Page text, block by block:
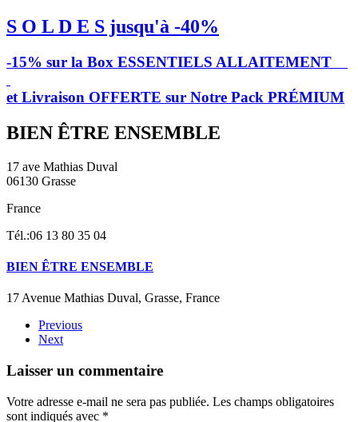
S O L D E S jusqu'à -40%
-15% sur la Box ESSENTIELS ALLAITEMENT
et Livraison OFFERTE sur Notre Pack PRÉMIUM
BIEN ÊTRE ENSEMBLE
17 ave Mathias Duval
06130 Grasse
France
Tél.:06 13 80 35 04
BIEN ÊTRE ENSEMBLE
17 Avenue Mathias Duval, Grasse, France
Previous
Next
Laisser un commentaire
Votre adresse e-mail ne sera pas publiée. Les champs obligatoires
sont indiqués avec *